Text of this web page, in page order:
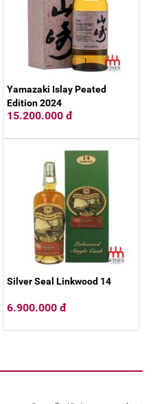
Yamazaki Islay Peated
Edition 2024
15.200.000 đ
Silver Seal Linkwood 14
6.900.000 đ